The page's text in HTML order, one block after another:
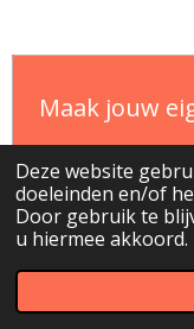
Deze website
doeleinden en/of
Door gebruik te
u hiermee akkoord.
Maak jouw